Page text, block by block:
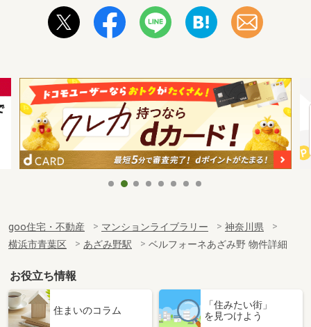
goo住宅・不動産 マンションライブラリー
神奈川県
横浜市青葉区
あざみ野駅 ベルフォーネあざみ野 物件詳細
お役立ち情報
住まいのコラム
「住みたい街」
を見つけよう